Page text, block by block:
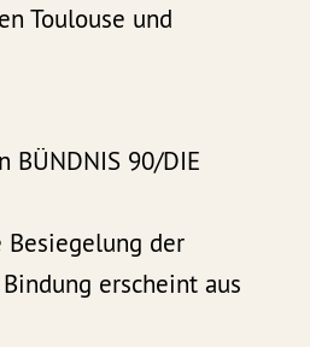
Toulouse und
BÜNDNIS 90/DIE
der
erscheint aus